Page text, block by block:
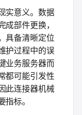
实意义。数据
部件更换，
具备清晰定位
护过程中的误
业务服务器而
都可能引发性
此连接器机械
标。